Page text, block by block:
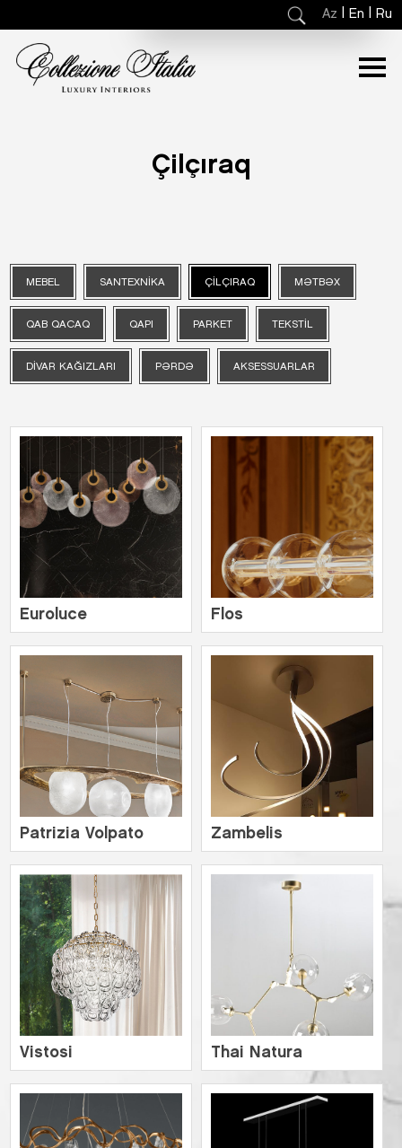
Az En Ru
Çilçıraq
MEBEL SANTEXNIKA ÇILÇIRAQ MƏTBƏX
QAB QACAQ QAPI PARKET TEKSTIL
DIVAR KAĞIZLARI PƏRDƏ AKSESSUARLAR
Euroluce Flos
Patrizia Volpato Zambelis
Vistosi Thai Natura